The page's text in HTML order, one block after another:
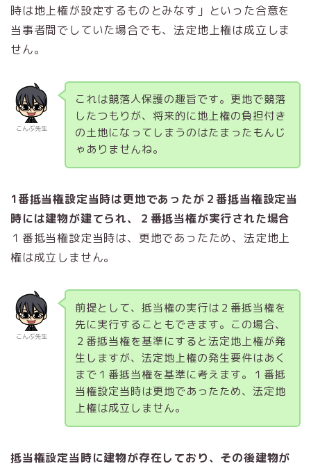
時は地上権が設定するものとみなす」といった合意を
当事者間でしていた場合でも、法定地上権は成立しま
せん。
こんぶ先生
これは競落人保護の趣旨です。更地で競落
したつもりが、将来的に地上権の負担付き
の土地になってしまうのはたまったもんじ
ゃありませんね。
1番抵当権設定当時は更地であったが２番抵当権設定当
時には建物が建てられ、２番抵当権が実行された場合
１番抵当権設定当時は、更地であったため、法定地上
権は成立しません。
こんぶ先生
前提として、抵当権の実行は２番抵当権を
先に実行することもできます。この場合、
２番抵当権を基準にすると法定地上権が発
生しますが、法定地上権の発生要件はあく
まで１番抵当権を基準に考えます。１番抵
当権設定当時は更地であったため、法定地
上権は成立しません。
抵当権設定当時に建物が存在しており、その後建物が